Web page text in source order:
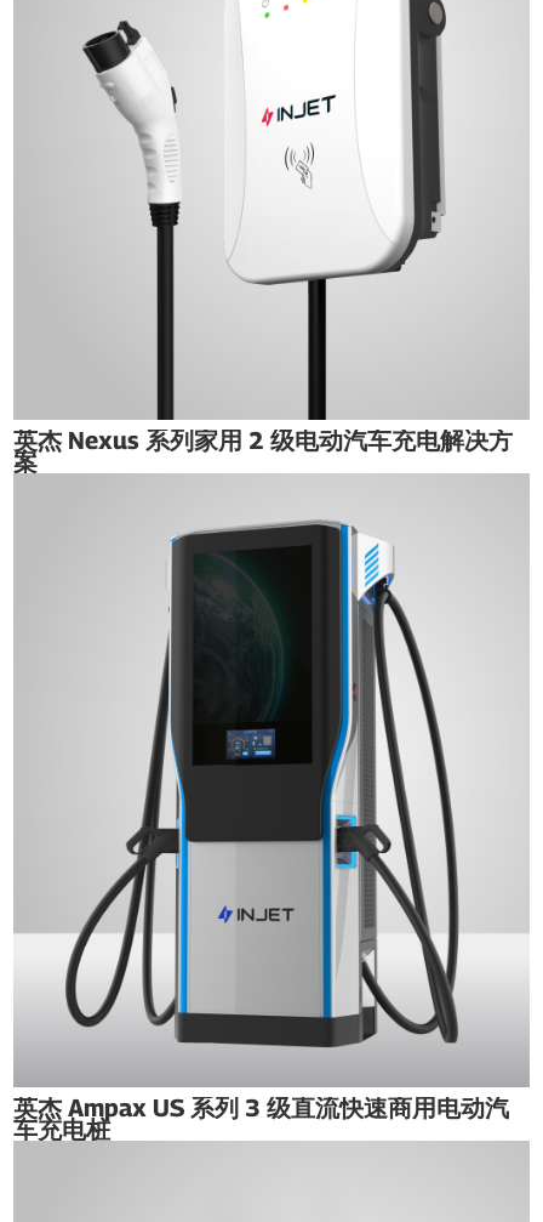
英杰 Nexus 系列家用 2 级电动汽车充电解决方
案
英杰 Ampax US 系列 3 级直流快速商用电动汽
车充电桩